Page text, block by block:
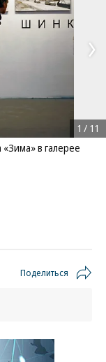
в галерее
1 / 11
Поделиться